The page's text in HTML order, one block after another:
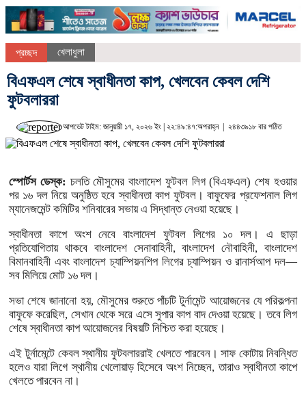
প্রচ্ছদ খেলাধুলা
বিএফএল শেষে স্বাধীনতা কাপ, খেলবেন কেবল দেশি
ফুটবলাররা
আপডেট টাইম: জানুয়ারী ১৭, ২০২৬ ইং | ২২:৪৯:৪৭:অপরাহ্ন | ২৪৪৩৯১৮ বার পঠিত
স্পোর্টস ডেস্ক: চলতি মৌসুমের বাংলাদেশ ফুটবল লিগ (বিএফএল) শেষ হওয়ার
পর ১৬ দল নিয়ে অনুষ্ঠিত হবে স্বাধীনতা কাপ ফুটবল। বাফুফের প্রফেশনাল লিগ
ম্যানেজমেন্ট কমিটির শনিবারের সভায় এ সিদ্ধান্ত নেওয়া হয়েছে।
স্বাধীনতা কাপে অংশ নেবে বাংলাদেশ ফুটবল লিগের ১০ দল। এ ছাড়া
প্রতিযোগিতায় থাকবে বাংলাদেশ সেনাবাহিনী, বাংলাদেশ নৌবাহিনী, বাংলাদেশ
বিমানবাহিনী এবং বাংলাদেশ চ্যাম্পিয়নশিপ লিগের চ্যাম্পিয়ন ও রানার্সআপ দল—
সব মিলিয়ে মোট ১৬ দল।
সভা শেষে জানানো হয়, মৌসুমের শুরুতে পাঁচটি টুর্নামেন্ট আয়োজনের যে পরিকল্পনা
বাফুফে করেছিল, সেখান থেকে সরে এসে সুপার কাপ বাদ দেওয়া হয়েছে। তবে লিগ
শেষে স্বাধীনতা কাপ আয়োজনের বিষয়টি নিশ্চিত করা হয়েছে।
এই টুর্নামেন্টে কেবল স্থানীয় ফুটবলাররাই খেলতে পারবেন। সাফ কোটায় নিবন্ধিত
হলেও যারা লিগে স্থানীয় খেলোয়াড় হিসেবে অংশ নিচ্ছেন, তারাও স্বাধীনতা কাপে
খেলতে পারবেন না।